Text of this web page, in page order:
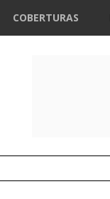
COBERTURAS